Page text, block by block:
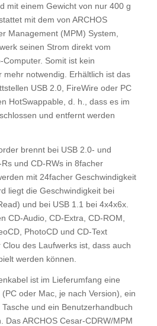
mit einem Gewicht von nur 400 g
mit dem von ARCHOS
Management (MPM) System,
seinen Strom direkt vom
Somit ist kein
mehr notwendig. Erhältlich ist das
USB 2.0, FireWire oder PC
HotSwappable, d. h., dass es im
und entfernt werden
brennt bei USB 2.0- und
und CD-RWs in 8facher
mit 24facher Geschwindigkeit
liegt die Geschwindigkeit bei
und bei USB 1.1 bei 4x4x6x.
CD-Audio, CD-Extra, CD-ROM,
PhotoCD und CD-Text
des Laufwerks ist, dass auch
werden können.
ist im Lieferumfang eine
oder Mac, je nach Version), ein
und ein Benutzerhandbuch
Das ARCHOS Cesar-CDRW/MPM